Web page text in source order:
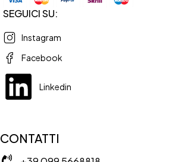
SEGUICI SU:
Instagram
Facebook
Linkedin
CONTATTI